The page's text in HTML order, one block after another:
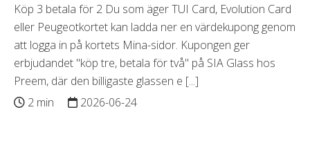
Köp 3 betala för 2 Du som äger TUI Card, Evolution Card
eller Peugeotkortet kan ladda ner en värdekupong genom
att logga in på kortets Mina-sidor. Kupongen ger
erbjudandet "köp tre, betala för två" på SIA Glass hos
Preem, där den billigaste glassen e [...]
2 min
2026-06-24